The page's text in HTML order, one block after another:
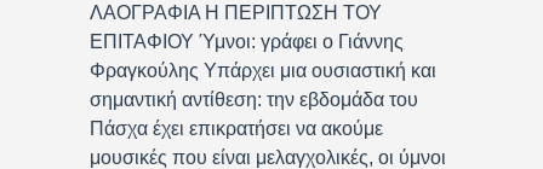
ΛΑΟΓΡΑΦΙΑ Η ΠΕΡΙΠΤΩΣΗ ΤΟΥ
ΕΠΙΤΑΦΙΟΥ Ύμνοι: γράφει ο Γιάννης
Φραγκούλης Υπάρχει μια ουσιαστική και
σημαντική αντίθεση: την εβδομάδα του
Πάσχα έχει επικρατήσει να ακούμε
μουσικές που είναι μελαγχολικές, οι ύμνοι